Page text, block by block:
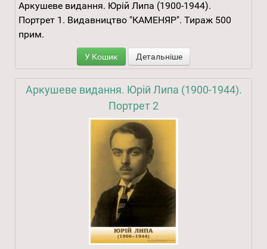
Аркушеве видання. Юрій Липа (1900-1944).
Портрет 1. Видавництво "КАМЕНЯР". Тираж 500
прим.
У Кошик Детальніше
Аркушеве видання. Юрій Липа (1900-1944).
Портрет 2